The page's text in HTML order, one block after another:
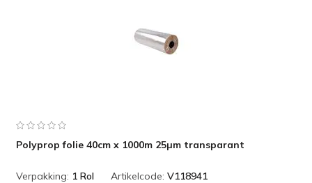
Polyprop folie 40cm x 1000m 25µm transparant
Verpakking: 1 Rol Artikelcode: V118941